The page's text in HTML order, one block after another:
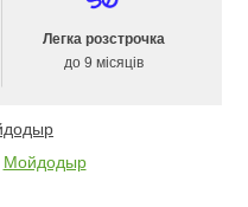
Легка розстрочка
до 9 місяців
Мойдодыр